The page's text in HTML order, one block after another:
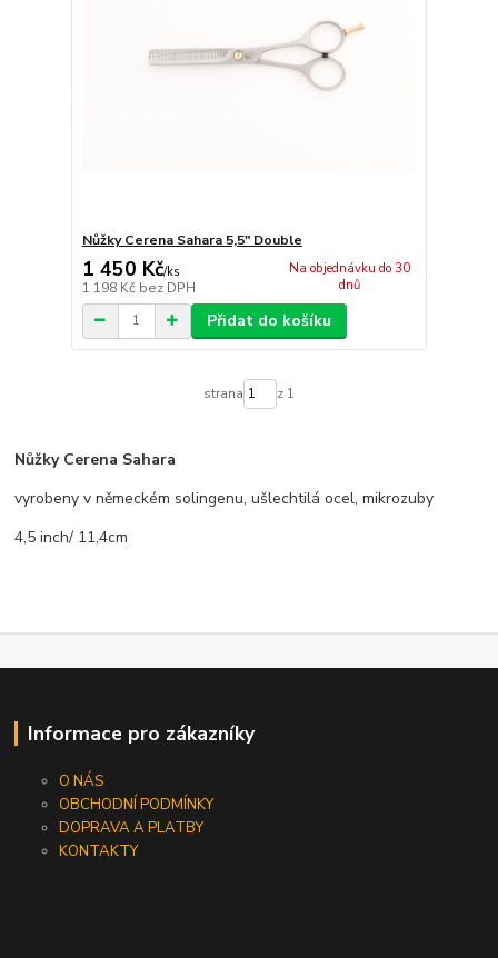
Nůžky Cerena Sahara 5,5" Double
1 450 Kč/ks
1 198 Kč bez DPH
Na objednávku do 30
dnů
Přidat do košíku
strana z 1
Nůžky Cerena Sahara
vyrobeny v německém solingenu, ušlechtilá ocel, mikrozuby
4,5 inch/ 11,4cm
Informace pro zákazníky
O NÁS
OBCHODNÍ PODMÍNKY
DOPRAVA A PLATBY
KONTAKTY